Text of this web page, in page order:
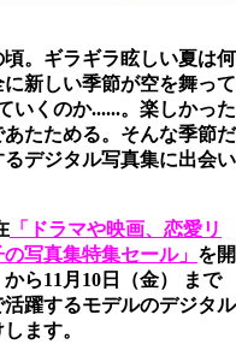
。ギラギラ眩しい夏は何
新しい季節が空を舞って
いくのか......。楽しかった
たためる。そんな季節だ
デジタル写真集に出会い
「ドラマや映画、恋愛リ
写真集特集セール」 を開
ら11月10日（金） まで
躍するモデルのデジタル
ます。